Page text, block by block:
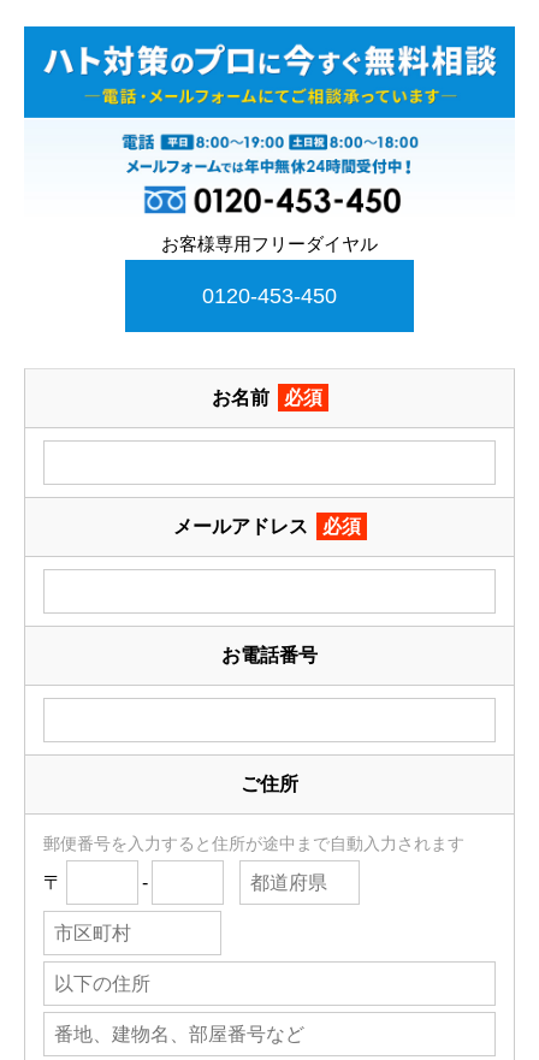
お客様専用フリーダイヤル
0120-453-450
お名前 必須
メールアドレス 必須
お電話番号
ご住所
郵便番号を入力すると住所が途中まで自動入力されます
〒 -